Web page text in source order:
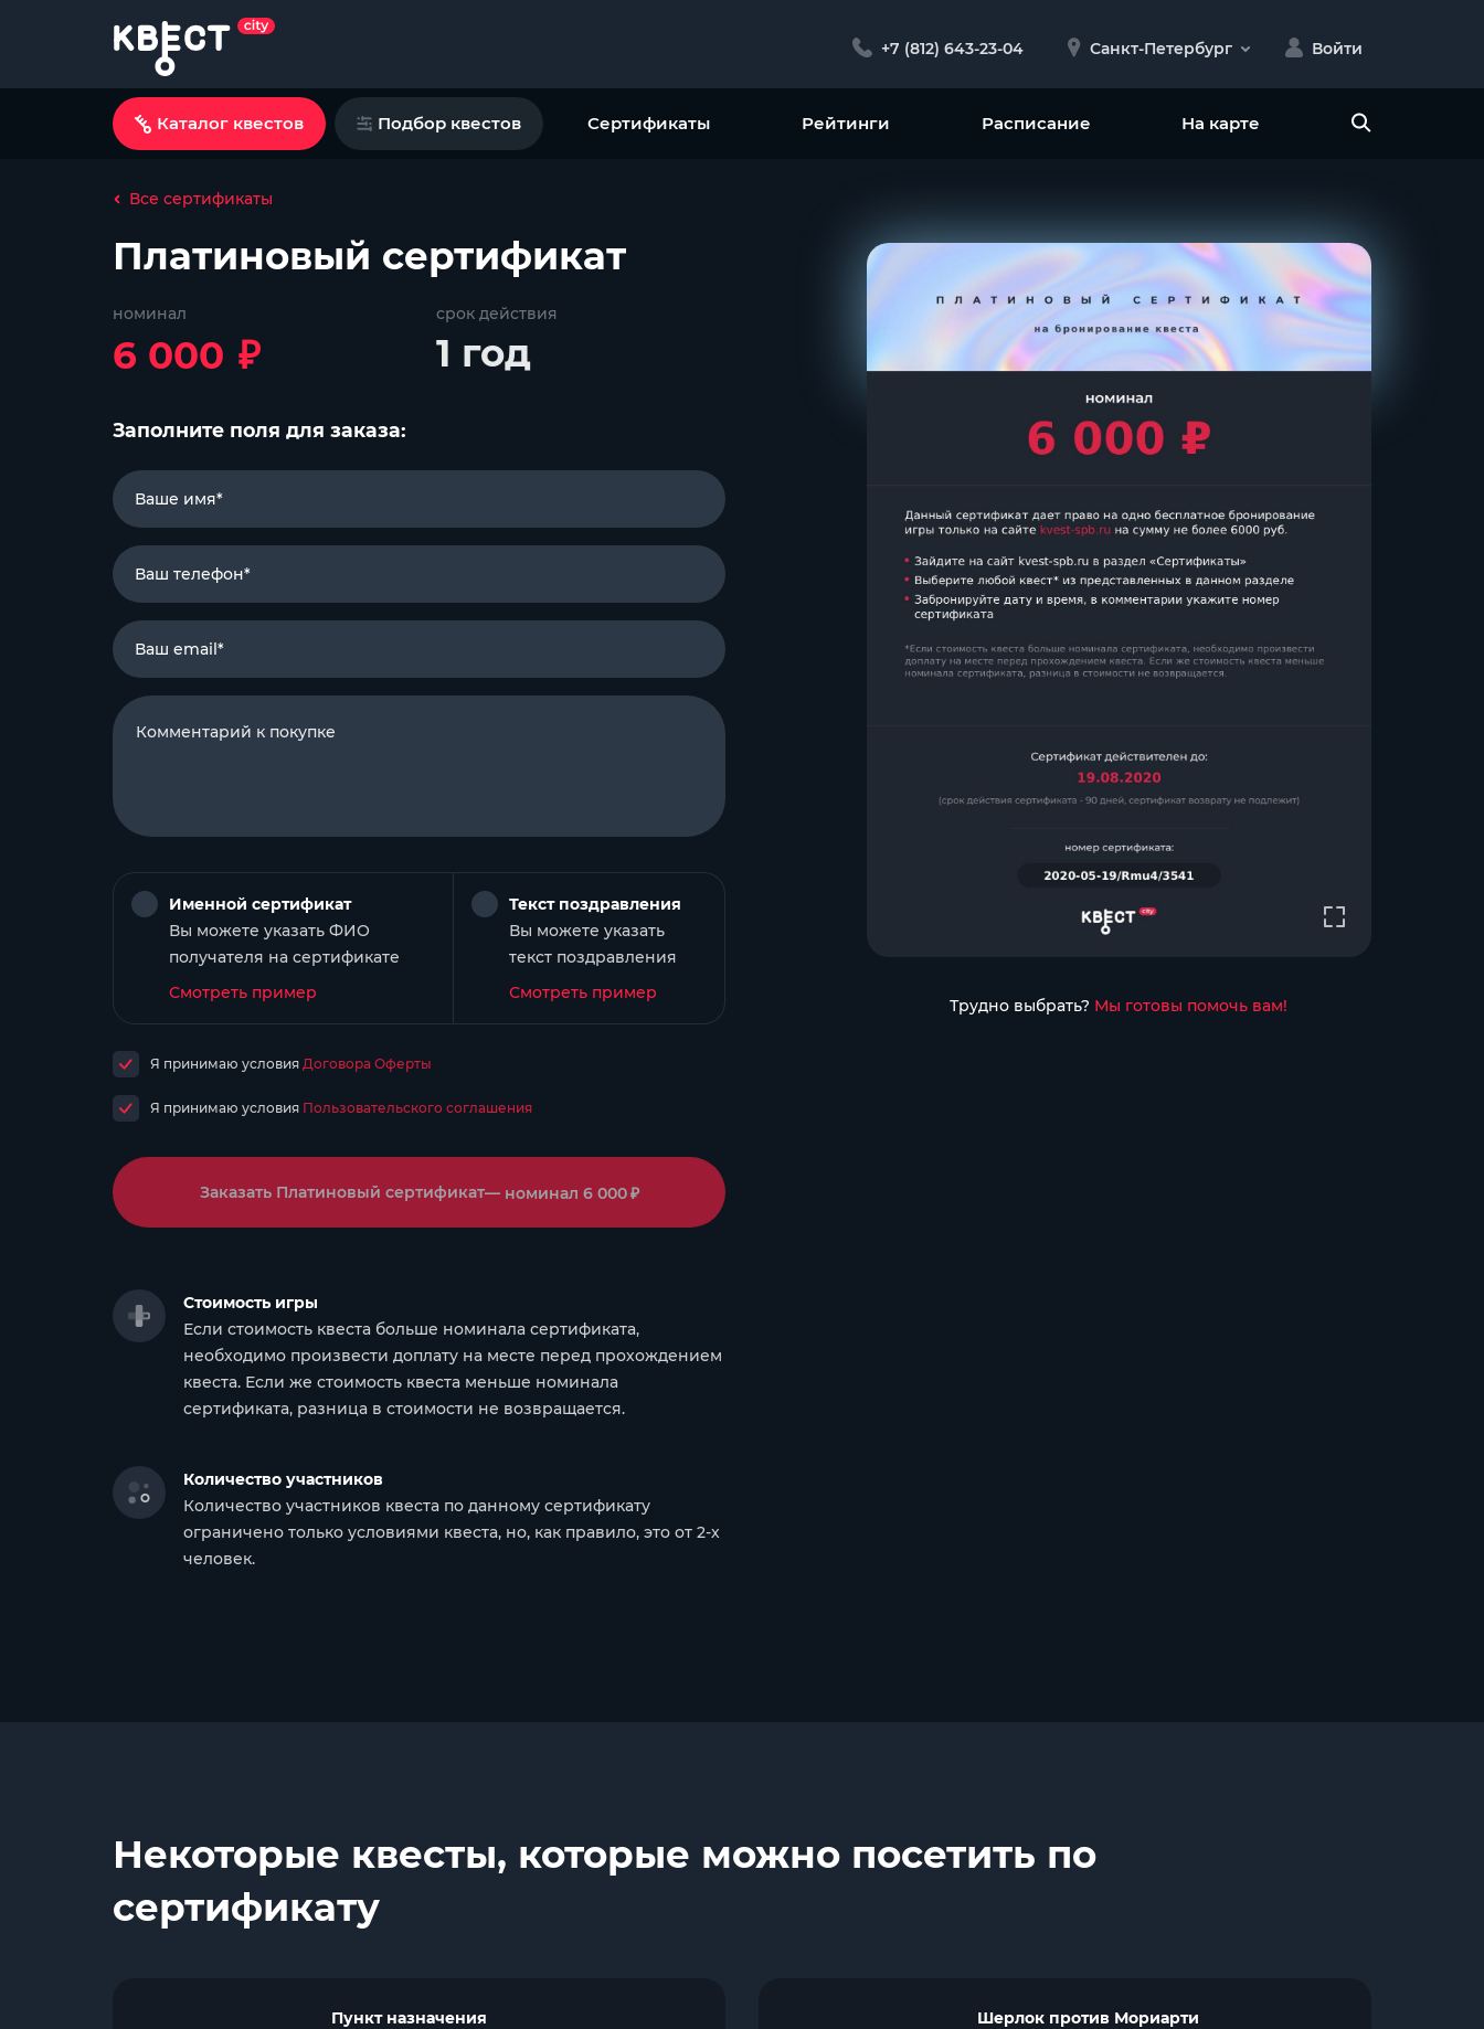
+7 (812) 643-23-04 Санкт-Петербург Войти
Каталог квестов Подбор квестов Сертификаты Рейтинги Расписание На карте
Все сертификаты
Платиновый сертификат
номинал
6 000 ₽
срок действия
1 год
Заполните поля для заказа:
Ваше имя*
Ваш телефон*
Ваш email*
Именной сертификат
Вы можете указать ФИО
получателя на сертификате
Смотреть пример
Текст поздравления
Вы можете указать
текст поздравления
Смотреть пример
Я принимаю условия Договора Оферты
Я принимаю условия Пользовательского соглашения
Заказать Платиновый сертификат— номинал 6 000₽
Стоимость игры
Если стоимость квеста больше номинала сертификата,
необходимо произвести доплату на месте перед прохождением
квеста. Если же стоимость квеста меньше номинала
сертификата, разница в стоимости не возвращается.
Количество участников
Количество участников квеста по данному сертификату
ограничено только условиями квеста, но, как правило, это от 2-х
человек.
Трудно выбрать? Мы готовы помочь вам!
Некоторые квесты, которые можно посетить по
сертификату
Пункт назначения Шерлок против Мориарти